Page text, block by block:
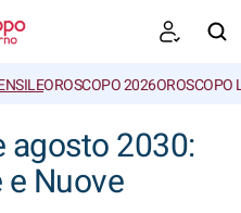
OROSCOPO 2026OROSCOPO
agosto 2030:
Nuove